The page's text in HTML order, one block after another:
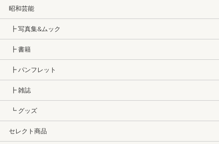
昭和芸能
┣ 写真集&ムック
┣ 書籍
┣ パンフレット
┣ 雑誌
┗ グッズ
セレクト商品